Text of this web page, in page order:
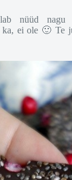
nüüd nagu
ka, ei ole 🙂 Te